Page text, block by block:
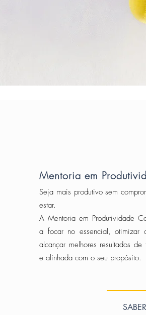
Mentoria em
Seja mais produtivo sem
estar.
A Mentoria em Produtividade
a focar no essencial, otimizar
alcançar melhores resultados de
e alinhada com o seu propósito.